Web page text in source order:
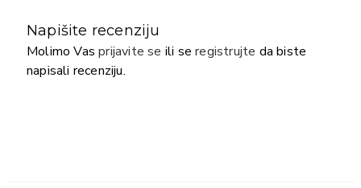
Napišite recenziju
Molimo Vasprijavite se ili seregistrujte da biste
napisali recenziju.